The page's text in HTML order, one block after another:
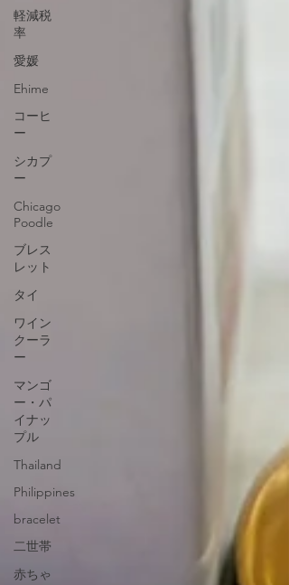
軽減税
率
愛媛
Ehime
コーヒ
ー
シカプ
ー
Chicago
Poodle
ブレス
レット
タイ
ワイン
クーラ
ー
マンゴ
ー・パ
イナッ
プル
Thailand
Philippines
bracelet
二世帯
赤ちゃ